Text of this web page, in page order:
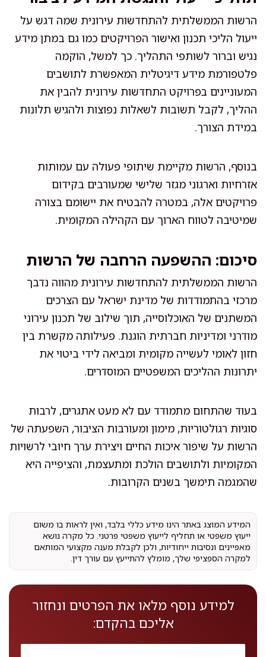
הרשות הממשלתית להתחדשות עירונית שמה דגש על
ייעול הליכי תכנון ואישור הפרויקטים כמו גם במתן מידע
נגיש וברור לשותפי התהליך. כך למשל, הוקמה
פלטפורמת מידע דיגיטלית המאפשרת לתושבים
המעוניינים בפרויקט התחדשות עירונית להבין את
ההליך, לקבל תשובות לשאלות נפוצות ולהגיש תלונות
במידת הצורך.
בנוסף, הרשות מקיימת שיתופי פעולה עם עמותות
אזרחיות וארגוני מגזר שלישי שמעורבים בקידום
פרויקטים אלה, במטרה להבטיח את יישומם בצורה
שמיטיבה לטווח הארוך עם הקהילה המקומית.
סיכום: ההשפעה הרחבה של הרשות
הרשות הממשלתית להתחדשות עירונית מהווה נדבך
מרכזי בהתמודדות של מדינת ישראל עם הצרכים
המשתנים של האוכלוסייה, תוך שילוב של תכנון עירוני
מודרני ומדיניות חברתית הוגנת. פעילותה מקשרת בין
חזון לאומי לעשייה מקומית ומביאה לידי ביטוי את
יתרונות ההליכים המשפטיים המוסדרים.
בעוד שהתחום מתמודד עם לא מעט אתגרים, לרבות
סוגיות רגולטוריות, מימון ומעורבות הציבור, השפעתה של
הרשות על שיפור איכות החיים ויצירת ערך חיובי לרשויות
המקומיות ולתושבים הולכת ומתעצמת, והציפייה היא
שהמגמה תימשך בשנים הקרובות.
המידע המוצג באתר הינו מידע כללי בלבד, ואין לראות בו משום
ייעוץ משפטי או תחליף לייעוץ משפטי פרטני. כל מקרה נושא
מאפיינים ונסיבות ייחודיות, ולכן לקבלת מענה מקצועי המותאם
למקרה הספציפי שלך, מומלץ להתייעץ עם עורך דין.
למידע נוסף מלאו את הפרטים ונחזור
אליכם בהקדם: